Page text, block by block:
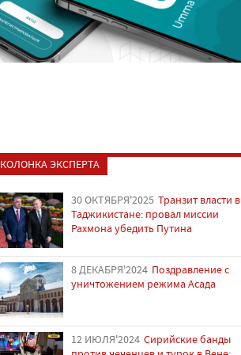
КОЛОНКА ЭКСПЕРТА
30 ОКТЯБРЯ'2025 Транзит власти в
Таджикистане: провал миссии
Рахмона убедить Путина
8 ДЕКАБРЯ'2024 Поздравление с
уничтожением режима Асада
12 ИЮЛЯ'2024 Сирийские банды